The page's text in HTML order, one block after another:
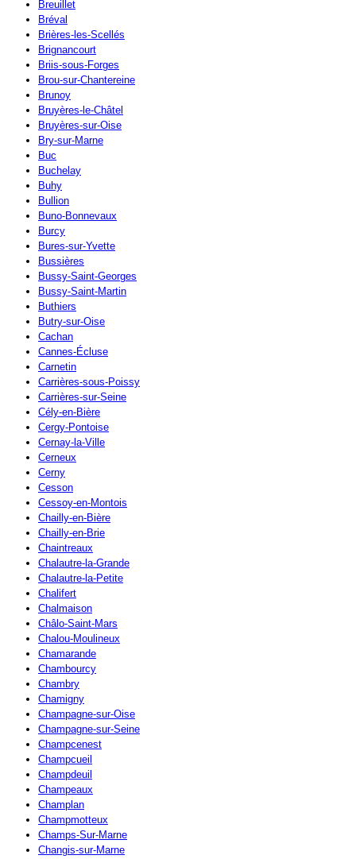
Breuillet
Bréval
Brières-les-Scellés
Brignancourt
Briis-sous-Forges
Brou-sur-Chantereine
Brunoy
Bruyères-le-Châtel
Bruyères-sur-Oise
Bry-sur-Marne
Buc
Buchelay
Buhy
Bullion
Buno-Bonnevaux
Burcy
Bures-sur-Yvette
Bussières
Bussy-Saint-Georges
Bussy-Saint-Martin
Buthiers
Butry-sur-Oise
Cachan
Cannes-Écluse
Carnetin
Carrières-sous-Poissy
Carrières-sur-Seine
Cély-en-Bière
Cergy-Pontoise
Cernay-la-Ville
Cerneux
Cerny
Cesson
Cessoy-en-Montois
Chailly-en-Bière
Chailly-en-Brie
Chaintreaux
Chalautre-la-Grande
Chalautre-la-Petite
Chalifert
Chalmaison
Châlo-Saint-Mars
Chalou-Moulineux
Chamarande
Chambourcy
Chambry
Chamigny
Champagne-sur-Oise
Champagne-sur-Seine
Champcenest
Champcueil
Champdeuil
Champeaux
Champlan
Champmotteux
Champs-Sur-Marne
Changis-sur-Marne